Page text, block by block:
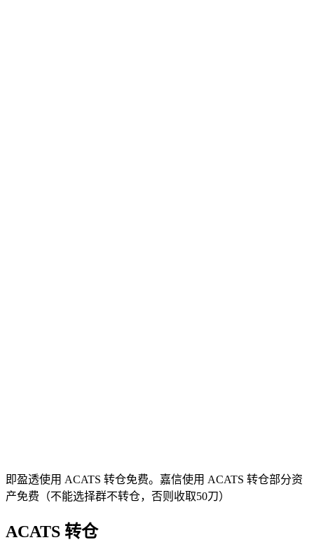
即盈透使用 ACATS 转仓免费。嘉信使用 ACATS 转仓部分资
产免费（不能选择群不转仓，否则收取50刀）
ACATS 转仓